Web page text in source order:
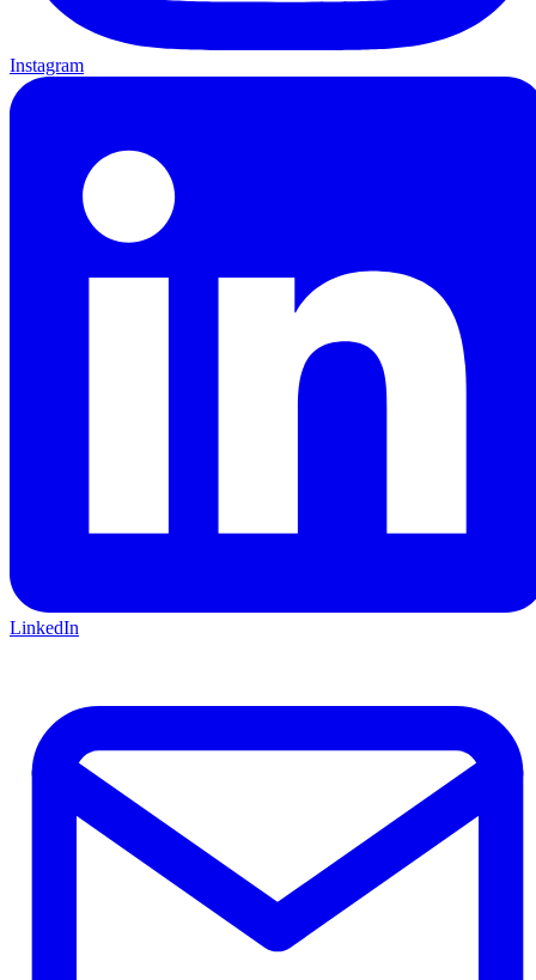
Instagram
LinkedIn